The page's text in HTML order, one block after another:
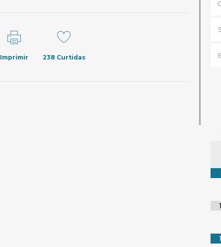
Imprimir 238 Curtidas